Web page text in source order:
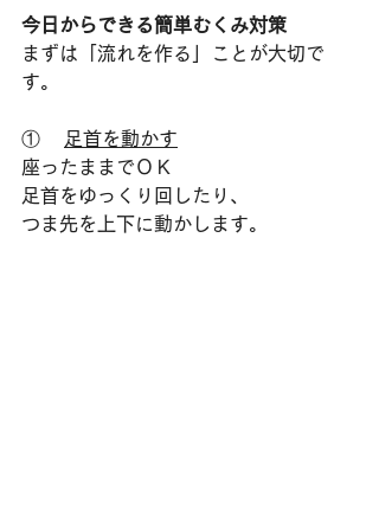
今日からできる簡単むくみ対策
まずは「流れを作る」ことが大切で
す。
①
足首を動かす
座ったままでＯＫ
足首をゆっくり回したり、
つま先を上下に動かします。